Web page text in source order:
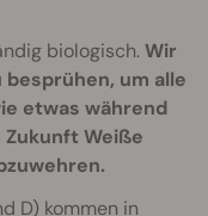
biologisch.Wir
um alle
etwas während
Zukunft Weiße
D) kommen in